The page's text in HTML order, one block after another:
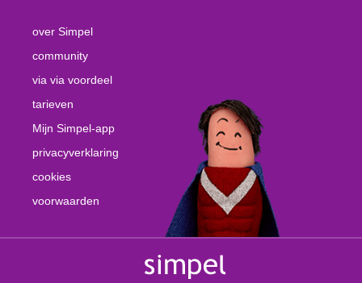
over Simpel
community
via via voordeel
tarieven
Mijn Simpel-app
privacyverklaring
cookies
voorwaarden